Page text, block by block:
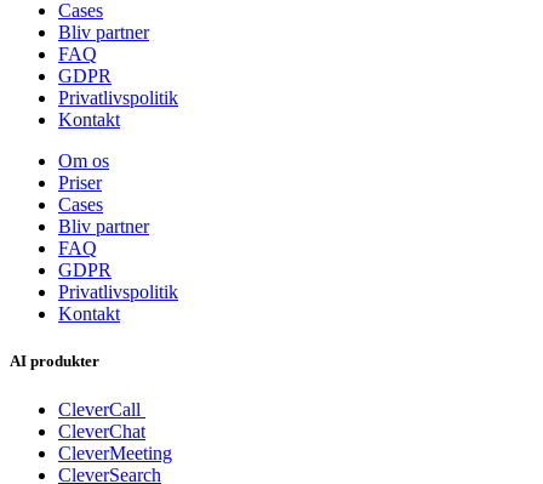
Cases
Bliv partner
FAQ
GDPR
Privatlivspolitik
Kontakt
Om os
Priser
Cases
Bliv partner
FAQ
GDPR
Privatlivspolitik
Kontakt
AI produkter
CleverCall
CleverChat
CleverMeeting
CleverSearch